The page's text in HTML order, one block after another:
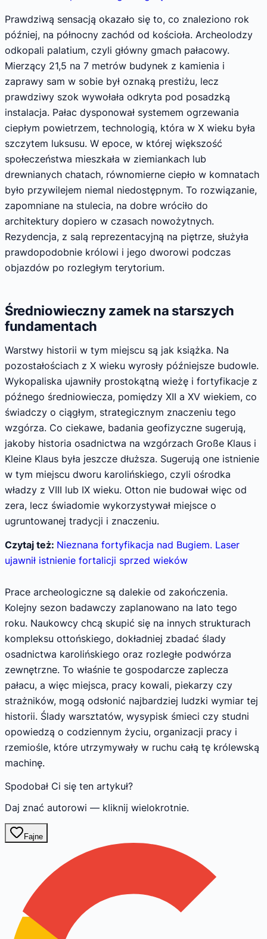
Prawdziwą sensacją okazało się to, co znaleziono rok
później, na północny zachód od kościoła. Archeolodzy
odkopali palatium, czyli główny gmach pałacowy.
Mierzący 21,5 na 7 metrów budynek z kamienia i
zaprawy sam w sobie był oznaką prestiżu, lecz
prawdziwy szok wywołała odkryta pod posadzką
instalacja. Pałac dysponował systemem ogrzewania
ciepłym powietrzem, technologią, która w X wieku była
szczytem luksusu. W epoce, w której większość
społeczeństwa mieszkała w ziemiankach lub
drewnianych chatach, równomierne ciepło w komnatach
było przywilejem niemal niedostępnym. To rozwiązanie,
zapomniane na stulecia, na dobre wróciło do
architektury dopiero w czasach nowożytnych.
Rezydencja, z salą reprezentacyjną na piętrze, służyła
prawdopodobnie królowi i jego dworowi podczas
objazdów po rozległym terytorium.
Średniowieczny zamek na starszych
fundamentach
Warstwy historii w tym miejscu są jak książka. Na
pozostałościach z X wieku wyrosły późniejsze budowle.
Wykopaliska ujawniły prostokątną wieżę i fortyfikacje z
późnego średniowiecza, pomiędzy XII a XV wiekiem, co
świadczy o ciągłym, strategicznym znaczeniu tego
wzgórza. Co ciekawe, badania geofizyczne sugerują,
jakoby historia osadnictwa na wzgórzach Große Klaus i
Kleine Klaus była jeszcze dłuższa. Sugerują one istnienie
w tym miejscu dworu karolińskiego, czyli ośrodka
władzy z VIII lub IX wieku. Otton nie budował więc od
zera, lecz świadomie wykorzystywał miejsce o
ugruntowanej tradycji i znaczeniu.
Czytaj też: Nieznana fortyfikacja nad Bugiem. Laser
ujawnił istnienie fortalicji sprzed wieków
Prace archeologiczne są dalekie od zakończenia.
Kolejny sezon badawczy zaplanowano na lato tego
roku. Naukowcy chcą skupić się na innych strukturach
kompleksu ottońskiego, dokładniej zbadać ślady
osadnictwa karolińskiego oraz rozległe podwórza
zewnętrzne. To właśnie te gospodarcze zaplecza
pałacu, a więc miejsca, pracy kowali, piekarzy czy
strażników, mogą odsłonić najbardziej ludzki wymiar tej
historii. Ślady warsztatów, wysypisk śmieci czy studni
opowiedzą o codziennym życiu, organizacji pracy i
rzemiośle, które utrzymywały w ruchu całą tę królewską
machinę.
Spodobał Ci się ten artykuł?
Daj znać autorowi — kliknij wielokrotnie.
Fajne